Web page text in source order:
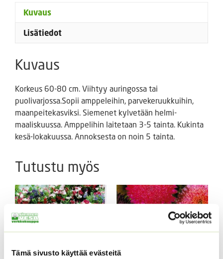
Tämä sivusto käyttää evästeitä
Kuvaus
Lisätiedot
Kuvaus
Korkeus 60-80 cm. Viihtyy auringossa tai
puolivarjossa.Sopii amppeleihin, parvekeruukkuihin,
maanpeitekasviksi. Siemenet kylvetään helmi-
maaliskuussa. Amppelihin laitetaan 3-5 tainta. Kukinta
kesä-lokakuussa. Annoksesta on noin 5 tainta.
Tutustu myös